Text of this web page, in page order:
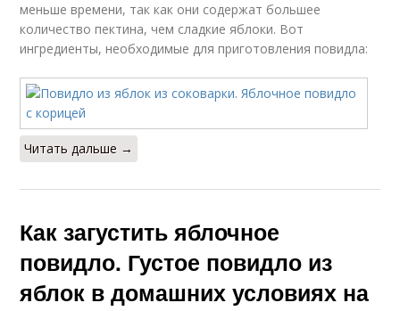
меньше времени, так как они содержат большее
количество пектина, чем сладкие яблоки. Вот
ингредиенты, необходимые для приготовления повидла:
Читать дальше →
Как загустить яблочное
повидло. Густое повидло из
яблок в домашних условиях на